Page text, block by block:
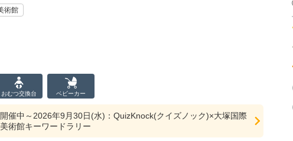
術館
おむつ交換台 ベビーカー
開催中～2026年9月30日(水)：QuizKnock(クイズノック)×大塚国際
美術館キーワードラリー